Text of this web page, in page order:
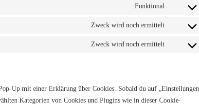
Funktional
Consent
wordpress
Zweck wird noch ermittelt
Consent
Zweck wird noch ermittelt
Consent
sonstiges
Up mit einer Erklärung über Cookies. Sobald du auf „Einstellungen
Kategorien von Cookies und Plugins wie in dieser Cookie-